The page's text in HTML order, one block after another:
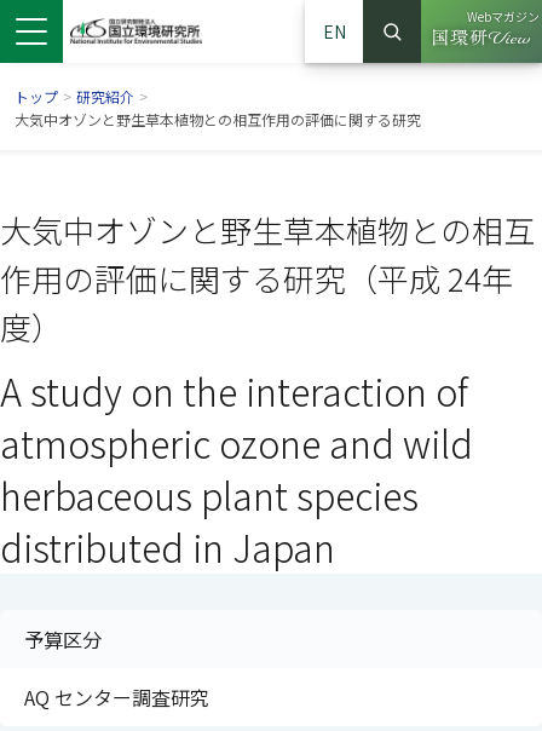
ウで開きます）
ンドウで開きます）
ウインドウで開きます）
EN
サイト内検索
検索
Webマガジン
（別ウイ
トップ > 研究紹介 >
大気中オゾンと野生草本植物との相互作用の評価に関する研究
大気中オゾンと野生草本植物との相互
作用の評価に関する研究（平成 24年
度）
A study on the interaction of
atmospheric ozone and wild
herbaceous plant species
distributed in Japan
予算区分
AQ センター調査研究